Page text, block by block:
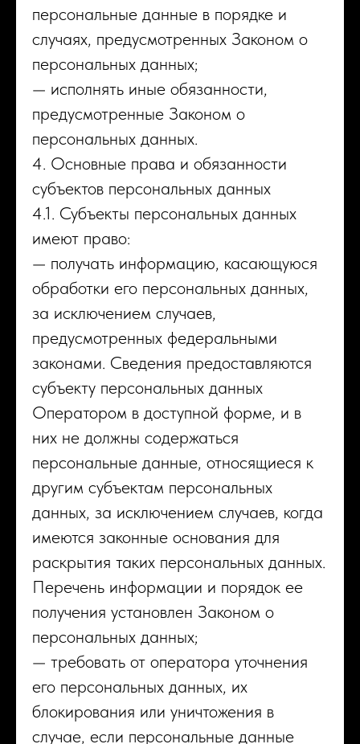
персональные данные в порядке и
случаях, предусмотренных Законом о
персональных данных;
— исполнять иные обязанности,
предусмотренные Законом о
персональных данных.
4. Основные права и обязанности
субъектов персональных данных
4.1. Субъекты персональных данных
имеют право:
— получать информацию, касающуюся
обработки его персональных данных,
за исключением случаев,
предусмотренных федеральными
законами. Сведения предоставляются
субъекту персональных данных
Оператором в доступной форме, и в
них не должны содержаться
персональные данные, относящиеся к
другим субъектам персональных
данных, за исключением случаев, когда
имеются законные основания для
раскрытия таких персональных данных.
Перечень информации и порядок ее
получения установлен Законом о
персональных данных;
— требовать от оператора уточнения
его персональных данных, их
блокирования или уничтожения в
случае, если персональные данные